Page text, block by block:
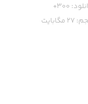
300+
27 مگابایت